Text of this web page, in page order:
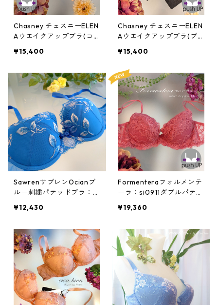
Chasney チェスニーELEN
Aウエイクアップブラ(コ
o
¥15,400
Chasney チェスニーELEN
Aウエイクアップブラ(ブ
¥15,400
SawrenサブレンOcianブ
ルー刺繍パテッドブラ：s
¥12,430
Formenteraフォルメンテ
ーラ：si0911ダブルパテッ
ローズ)1-3サイズ：si0911
¥19,360